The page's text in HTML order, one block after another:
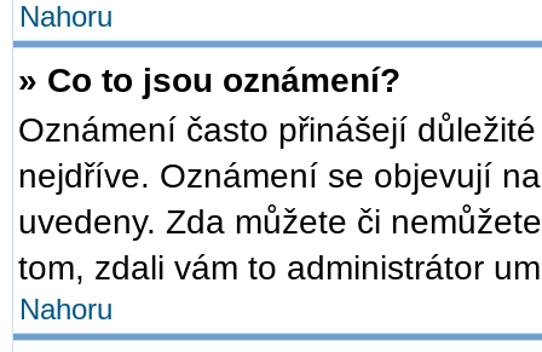
Nahoru
» Co to jsou oznámení?
Oznámení často přinášejí
nejdříve. Oznámení se objevují
uvedeny. Zda můžete či
tom, zdali vám to administrátor
Nahoru